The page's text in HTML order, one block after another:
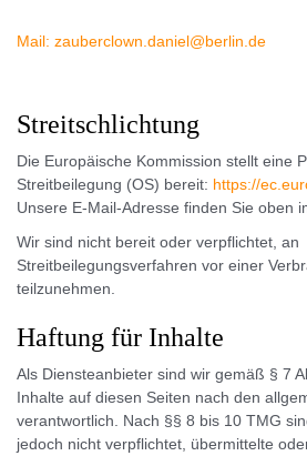
Mail: zauberclown.daniel@berlin.de
Streitschlichtung
Die Europäische Kommission stellt eine
Streitbeilegung (OS) bereit: https://
Unsere E-Mail-Adresse finden Sie oben
Wir sind nicht bereit oder verpflichtet, an
Streitbeilegungsverfahren vor einer
teilzunehmen.
Haftung für Inhalte
Als Diensteanbieter sind wir gemäß § 7
Inhalte auf diesen Seiten nach den
verantwortlich. Nach §§ 8 bis 10 TMG
jedoch nicht verpflichtet, übermittelte